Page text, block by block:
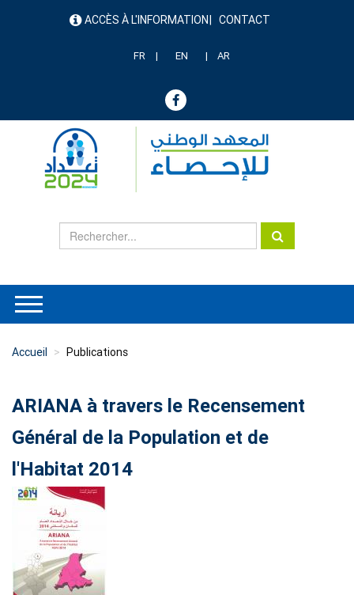
menu ACCÈS À L'INFORMATION CONTACT
FR EN AR
Accueil Publications
ARIANA à travers le Recensement
Général de la Population et de
l'Habitat 2014